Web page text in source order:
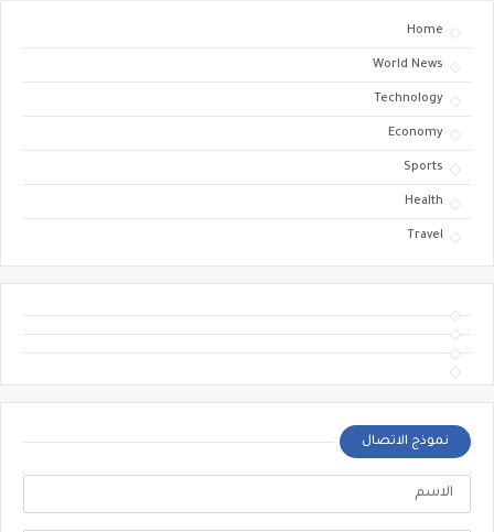
Home
World News
Technology
Economy
Sports
Health
Travel
نموذج الاتصال